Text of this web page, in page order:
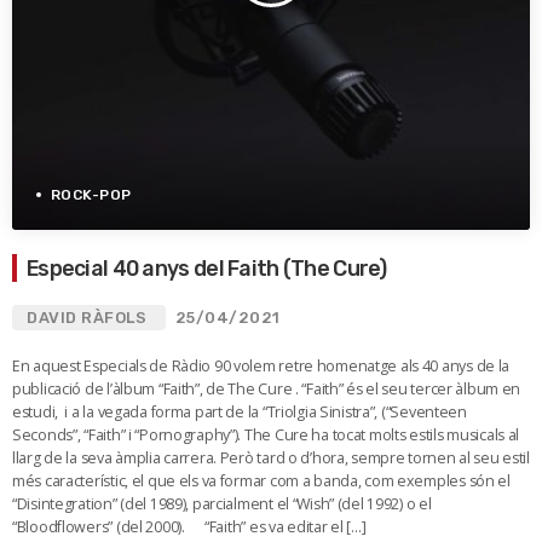
ROCK-POP
Especial 40 anys del Faith (The Cure)
DAVID RÀFOLS 25/04/2021
En aquest Especials de Ràdio 90 volem retre homenatge als 40 anys de la
publicació de l’àlbum “Faith”, de The Cure . “Faith” és el seu tercer àlbum en
estudi, i a la vegada forma part de la “Triolgia Sinistra”, (“Seventeen
Seconds”, “Faith” i “Pornography”). The Cure ha tocat molts estils musicals al
llarg de la seva àmplia carrera. Però tard o d’hora, sempre tornen al seu estil
més característic, el que els va formar com a banda, com exemples són el
“Disintegration” (del 1989), parcialment el “Wish” (del 1992) o el
“Bloodflowers” (del 2000). “Faith” es va editar el […]